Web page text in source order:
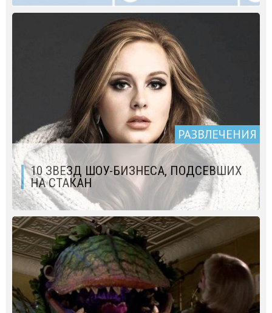
РАЗВЛЕЧЕНИЯ
10 ЗВЕЗД ШОУ-БИЗНЕСА, ПОДСЕВШИХ
НА СТАКАН